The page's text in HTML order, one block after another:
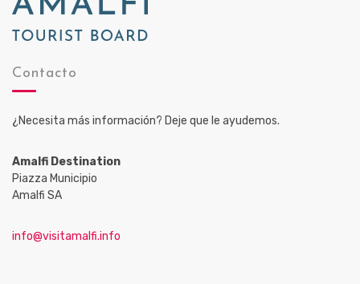
Contacto
¿Necesita más información? Deje que le ayudemos.
Amalfi Destination
Piazza Municipio
Amalfi SA
info@visitamalfi.info